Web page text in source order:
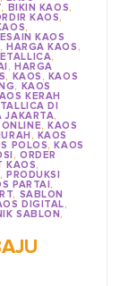
, BIKIN KAOS,
KAOS,
,
KAOS
, HARGA KAOS,
,
, HARGA
, KAOS, KAOS
, KAOS
KERAH
DI
JAKARTA,
,KAOS
, KAOS
POLOS,KAOS
,ORDER
KAOS,
, PRODUKSI
PARTAI,
, SABLON
DIGITAL,
SABLON,